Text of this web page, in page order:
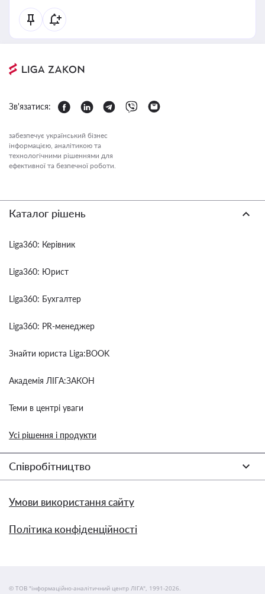
Зв'язатися:
забезпечує український бізнес
інформацією, аналітикою та
технологічними рішеннями для
ефективної та безпечної роботи.
Каталог рішень
Liga360: Керівник
Liga360: Юрист
Liga360: Бухгалтер
Liga360: PR-менеджер
Знайти юриста Liga:BOOK
Академія ЛІГА:ЗАКОН
Теми в центрі уваги
Усі рішення і продукти
Співробітництво
Умови використання сайту
Політика конфіденційності
© ТОВ "інформаційно-аналітичний центр ЛІГА", 1991-2026.